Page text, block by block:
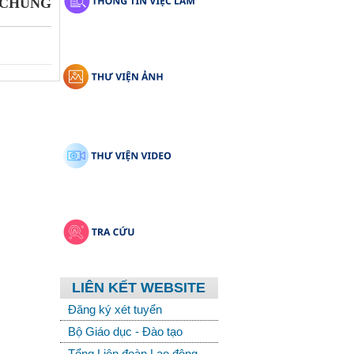
LIÊN KẾT WEBSITE
Đăng ký xét tuyển
Bộ Giáo dục - Đào tạo